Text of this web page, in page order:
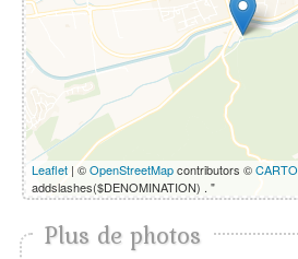
Leaflet | ©OpenStreetMapcontributors ©CARTO
addslashes($DENOMINATION) . "
Plus de photos